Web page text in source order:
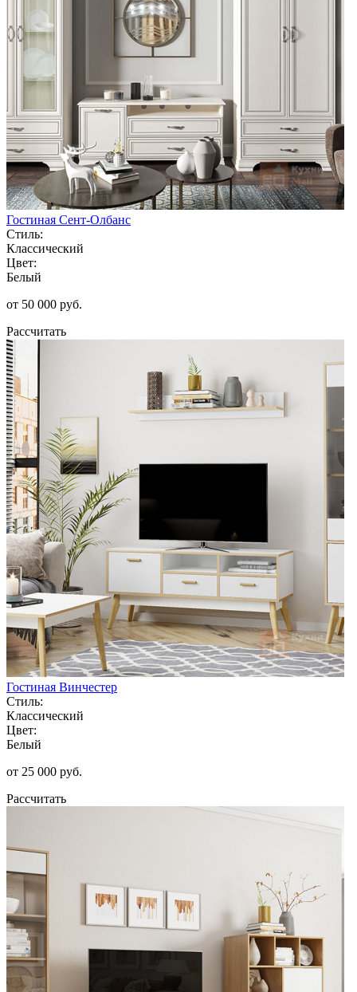
Гостиная Сент-Олбанс
Стиль:
Классический
Цвет:
Белый
от 50 000 руб.
Рассчитать
Гостиная Винчестер
Стиль:
Классический
Цвет:
Белый
от 25 000 руб.
Рассчитать